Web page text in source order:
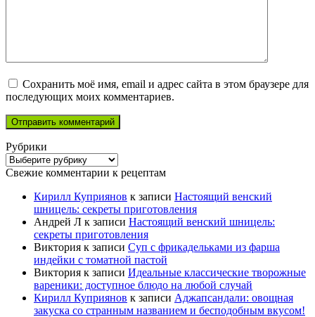
Сохранить моё имя, email и адрес сайта в этом браузере для
последующих моих комментариев.
Рубрики
Рубрики
Свежие комментарии к рецептам
Кирилл Куприянов к записи Настоящий венский
шницель: секреты приготовления
Андрей Л к записи Настоящий венский шницель:
секреты приготовления
Виктория к записи Суп с фрикадельками из фарша
индейки с томатной пастой
Виктория к записи Идеальные классические творожные
вареники: доступное блюдо на любой случай
Кирилл Куприянов к записи Аджапсандали: овощная
закуска со странным названием и бесподобным вкусом!